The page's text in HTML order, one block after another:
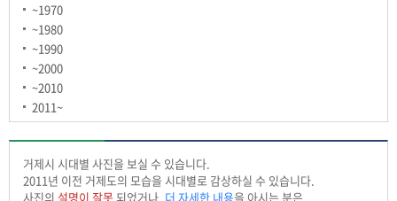
~1970
~1980
~1990
~2000
~2010
2011~
거제시 시대별 사진을 보실 수 있습니다.
2011년 이전 거제도의 모습을 시대별로 감상하실 수 있습니다.
사진의 설명이 잘못 되었거나, 더 자세한 내용을 아시는 분은